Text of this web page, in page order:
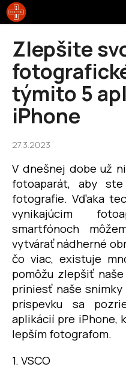
Prejsť
na
obsah
Zlepšite
týmito 5
iPhone
27.3.2023
V dnešnej dobe už
fotoaparát, aby
fotografie. Vďaka
vynikajúcim
smartfónoch
vytvárať nádherné
čo viac, existuje
pomôžu zlepšiť
priniesť naše
príspevku sa
aplikácií pre iPhone,
lepším fotografom.
1. VSCO
K
o
Č
o
p
o
t
r
e
b
u
j
e
t
e
n
á
j
s
ť